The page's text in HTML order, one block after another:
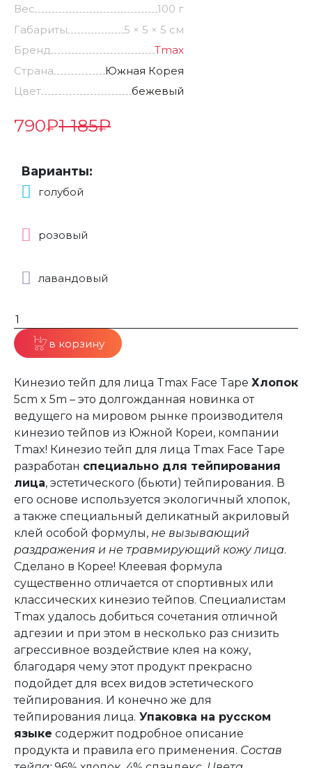
Вес
100 г
Габариты
5 × 5 × 5 см
Бренд
Tmax
Страна
Южная Корея
Цвет
бежевый
1 185₽
790₽
Варианты:
голубой
розовый
лавандовый
в корзину
Кинезио тейп для лица Tmax Face Tape Хлопок
5cm x 5m – это долгожданная новинка от
ведущего на мировом рынке производителя
кинезио тейпов из Южной Кореи, компании
Tmax! Кинезио тейп для лица Tmax Face Tape
разработан специально для тейпирования
лица, эстетического (бьюти) тейпирования. В
его основе используется экологичный хлопок,
а также специальный деликатный акриловый
клей особой формулы, не вызывающий
раздражения и не травмирующий кожу лица.
Сделано в Корее! Клеевая формула
существенно отличается от спортивных или
классических кинезио тейпов. Специалистам
Tmax удалось добиться сочетания отличной
адгезии и при этом в несколько раз снизить
агрессивное воздействие клея на кожу,
благодаря чему этот продукт прекрасно
подойдет для всех видов эстетического
тейпирования. И конечно же для
тейпирования лица. Упаковка на русском
языке содержит подробное описание
продукта и правила его применения. Состав